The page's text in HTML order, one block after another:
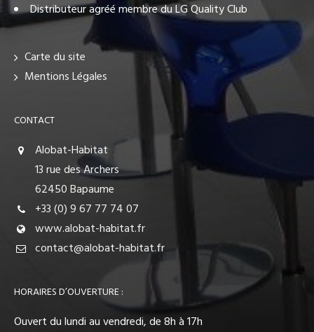
Distributeur agréé membre du LG Quality Club
Carte du site
Mentions Légales
CONTACT
Alobat-Habitat
13 rue des Archers
62450 Bapaume
+33 (0) 9 67 77 74 07
www.alobat-habitat.fr
contact@alobat-habitat.fr
HORAIRES D’OUVERTURE :
Ouvert du lundi au vendredi, de 8h à 17h